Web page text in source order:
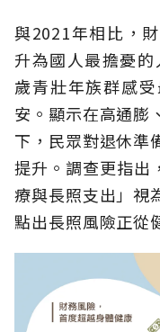
與2021年相比，
升為國人最擔憂
歲青壯年族群感
安。顯示在高通膨
下，民眾對退休準
提升。調查更指出
療與長照支出」視
點出長照風險正從